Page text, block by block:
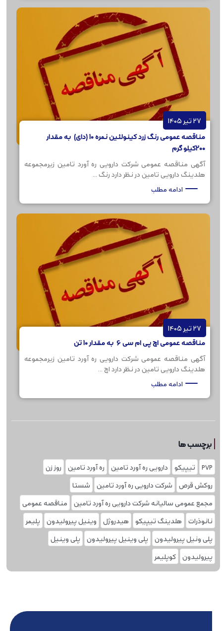
27 تیر 1405
مناقصه عمومی رنگ زرد کینولئین نمره 10 (دای) به مقدار
200کیلو گرم
آگهی مناقصه عمومی شرکت دارویی ره آورد تامین زیرمجموعه
هلدینگ دارویی تامین در نظر دارد رنگ ...
ادامه مطلب
27 تیر 1405
مناقصه عمومی اچ پی ام سی 6 به مقدار 10 تن
آگهی مناقصه عمومی شرکت دارویی ره آورد تامین زیرمجموعه
هلدینگ دارویی تامین در نظر دارد اچ ...
ادامه مطلب
برچسب ها
PVP تیپیکو دارویی ره آورد تامین ره آورد تامین
روز زن
روکش قرص
شرکت دارویی ره آورد تامین
شستا
مجمع عمومی سالیانه شرکت دارویی ره آورد تامین
مناقصه عمومی
نانوذرات
هلدینگ تیپیکو هیدروژل وینیل پیرولیدون
پلیمر
پلی ونیل پیرولیدون
پلی وینیل پیرولیدون
پلی‌ وینیل
پیرولیدون
کوپلیمر